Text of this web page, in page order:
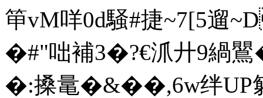
笚vM咩0d騒#捷~7[5
�#"咄補3�?€沠廾9緺
�:搡鼌�&� �,6w绊UP